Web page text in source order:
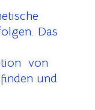
Das
von
und